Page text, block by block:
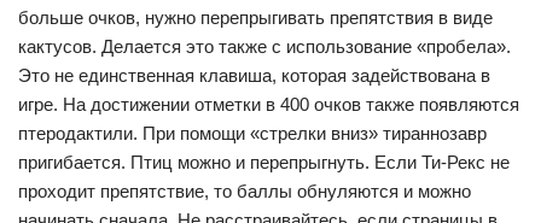
больше очков, нужно перепрыгивать препятствия в виде
кактусов. Делается это также с использование «пробела».
Это не единственная клавиша, которая задействована в
игре. На достижении отметки в 400 очков также появляются
птеродактили. При помощи «стрелки вниз» тираннозавр
пригибается. Птиц можно и перепрыгнуть. Если Ти-Рекс не
проходит препятствие, то баллы обнуляются и можно